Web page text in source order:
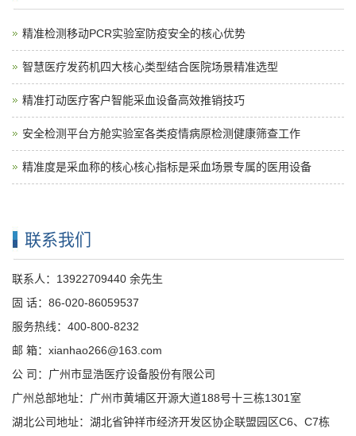
精准检测移动PCR实验室防疫安全的核心优势
智慧医疗发药机四大核心类型结合医院场景精准选型
精准打动医疗客户智能采血设备高效推销技巧
安全检测平台方舱实验室各类疫情病原检测健康筛查工作
精准度是采血称的核心核心指标是采血场景专属的医用设备
联系我们
联系人：13922709440 余先生
固 话：86-020-86059537
服务热线：400-800-8232
邮 箱：xianhao266@163.com
公 司：广州市显浩医疗设备股份有限公司
广州总部地址：广州市黄埔区开源大道188号十三栋1301室
湖北公司地址：湖北省钟祥市经济开发区协企联盟园区C6、C7栋